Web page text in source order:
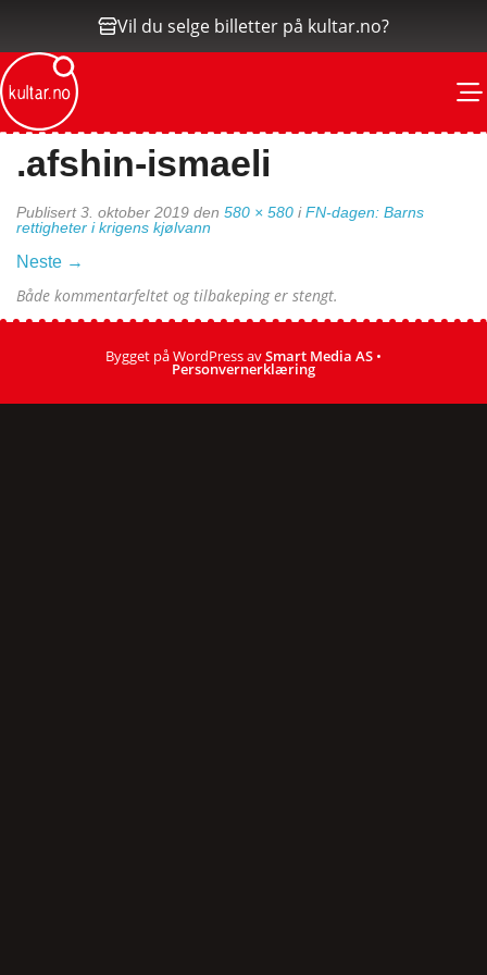
Vil du selge billetter på kultar.no?
.afshin-ismaeli
Publisert3. oktober 2019 den 580 × 580 iFN-dagen: Barns
rettigheter i krigens kjølvann
Neste →
Både kommentarfeltet og tilbakeping er stengt.
Bygget på WordPress avSmart Media AS •
Personvernerklæring